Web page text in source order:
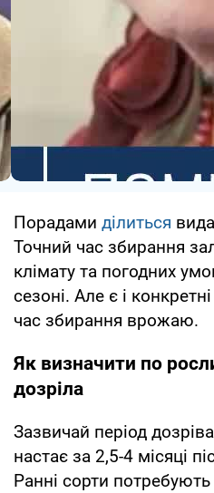
Порадами ділиться
Точний час збирання
клімату та погодних
сезоні. Але є і
час збирання врожаю.
Як визначити по
дозріла
Зазвичай період
настає за 2,5-4 місяці
Ранні сорти